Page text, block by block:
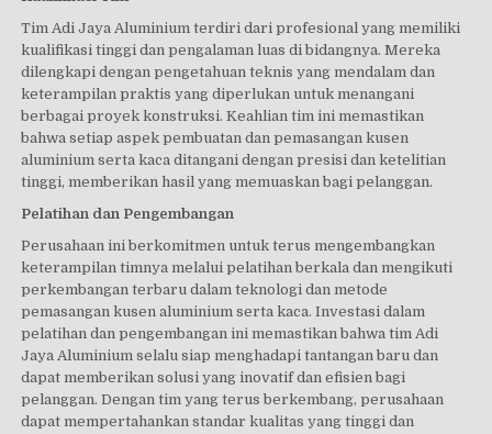
Tim Adi Jaya Aluminium terdiri dari profesional yang memiliki
kualifikasi tinggi dan pengalaman luas di bidangnya. Mereka
dilengkapi dengan pengetahuan teknis yang mendalam dan
keterampilan praktis yang diperlukan untuk menangani
berbagai proyek konstruksi. Keahlian tim ini memastikan
bahwa setiap aspek pembuatan dan pemasangan kusen
aluminium serta kaca ditangani dengan presisi dan ketelitian
tinggi, memberikan hasil yang memuaskan bagi pelanggan.
Pelatihan dan Pengembangan
Perusahaan ini berkomitmen untuk terus mengembangkan
keterampilan timnya melalui pelatihan berkala dan mengikuti
perkembangan terbaru dalam teknologi dan metode
pemasangan kusen aluminium serta kaca. Investasi dalam
pelatihan dan pengembangan ini memastikan bahwa tim Adi
Jaya Aluminium selalu siap menghadapi tantangan baru dan
dapat memberikan solusi yang inovatif dan efisien bagi
pelanggan. Dengan tim yang terus berkembang, perusahaan
dapat mempertahankan standar kualitas yang tinggi dan